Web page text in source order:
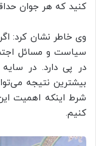
کنید که هر جوان
وی خاطر نشان کرد:
سیاست و مسائل
در پی دارد. در
بیشترین نتیجه
شرط اینکه اهمیت
کنیم.